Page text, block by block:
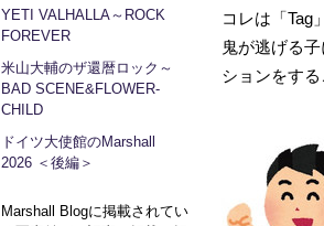
YETI VALHALLA～ROCK
FOREVER
米山大輔のザ還暦ロック～
BAD SCENE&FLOWER-
CHILD
ドイツ大使館のMarshall
2026 ＜後編＞
Marshall Blogに掲載されてい
コレは「Tag
鬼が逃げる
ションをす